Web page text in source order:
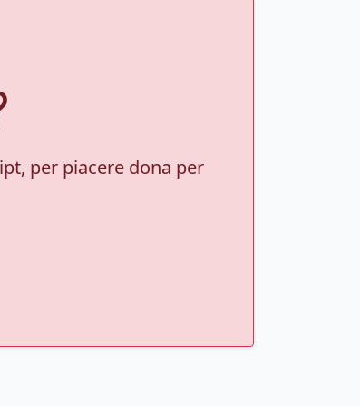
per piacere dona per